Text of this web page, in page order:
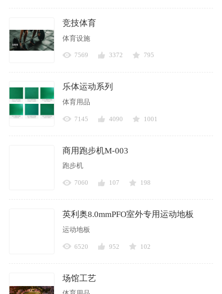
竞技体育
体育设施
7569 3372 795
乐体运动系列
体育用品
7145 4090 1001
商用跑步机M-003
跑步机
7060 107 198
英利奥8.0mmPFO室外专用运动地板
运动地板
6520 952 102
场馆工艺